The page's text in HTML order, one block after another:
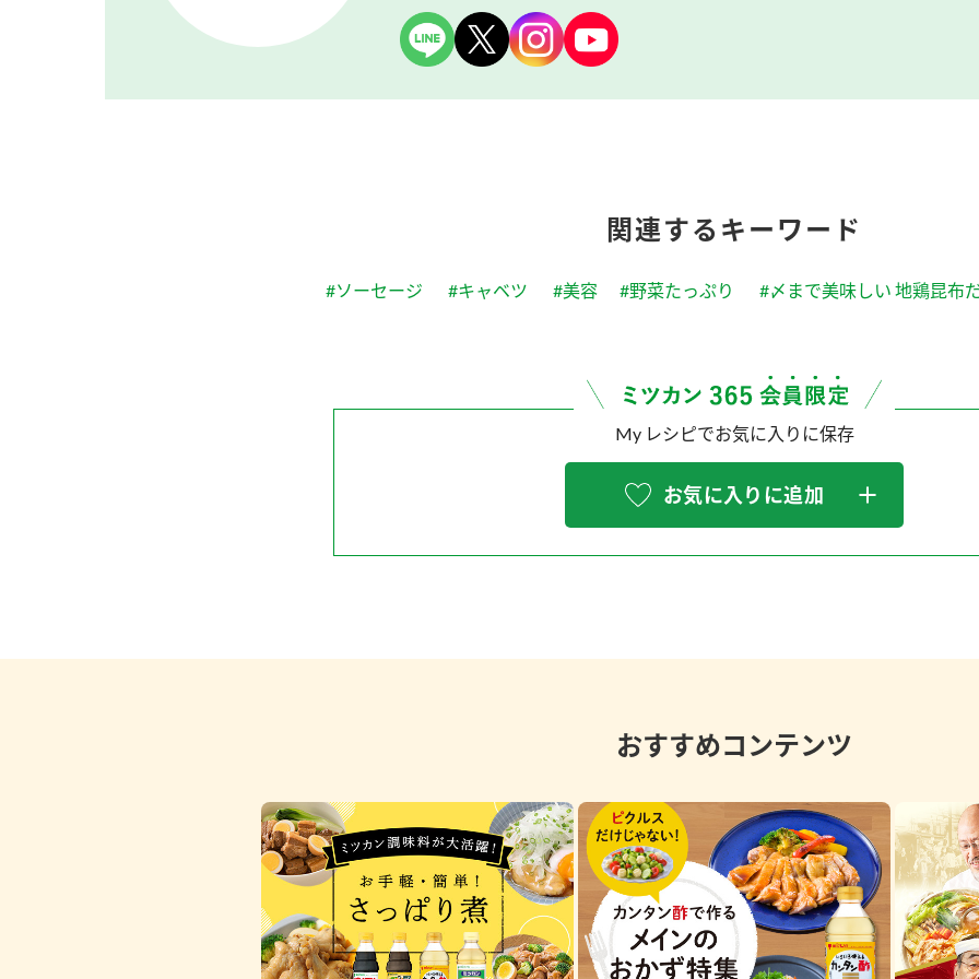
関連するキーワード
#ソーセージ #キャベツ #美容 #野菜たっぷり #〆まで美味しい 地鶏昆布
My レシピでお気に入りに保存
お気に入りに追加
おすすめコンテンツ